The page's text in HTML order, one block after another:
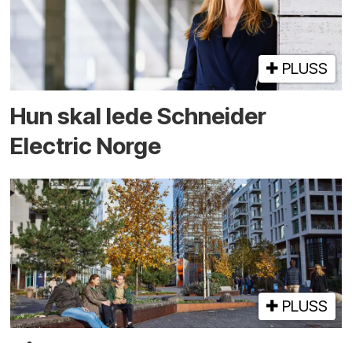
PLUSS
Hun skal lede Schneider
Electric Norge
PLUSS